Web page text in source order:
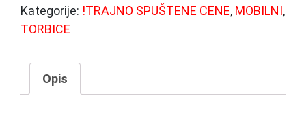
Kategorije: !TRAJNO SPUŠTENE CENE, MOBILNI,
TORBICE
Opis